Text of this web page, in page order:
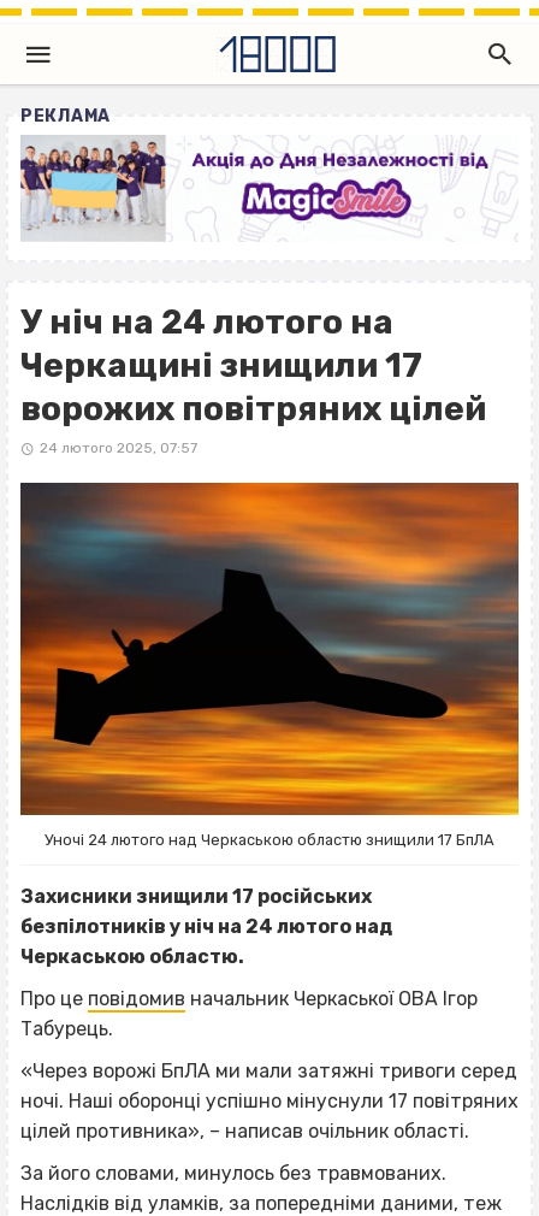
РЕКЛАМА
У ніч на 24 лютого на
Черкащині знищили 17
ворожих повітряних цілей
24 лютого 2025, 07:57
Уночі 24 лютого над Черкаською областю знищили 17 БпЛА
Захисники знищили 17 російських
безпілотників у ніч на 24 лютого над
Черкаською областю.
Про це повідомив начальник Черкаської ОВА Ігор
Табурець.
«Через ворожі БпЛА ми мали затяжні тривоги серед
ночі. Наші оборонці успішно мінуснули 17 повітряних
цілей противника», – написав очільник області.
За його словами, минулось без травмованих.
Наслідків від уламків, за попередніми даними, теж